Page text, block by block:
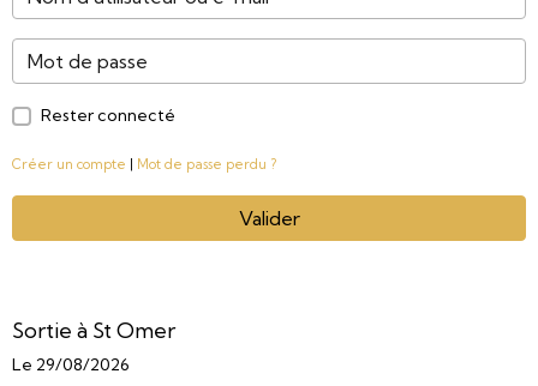
Rester connecté
Créer un compte | Mot de passe perdu ?
Valider
Sortie à St Omer
Le 29/08/2026